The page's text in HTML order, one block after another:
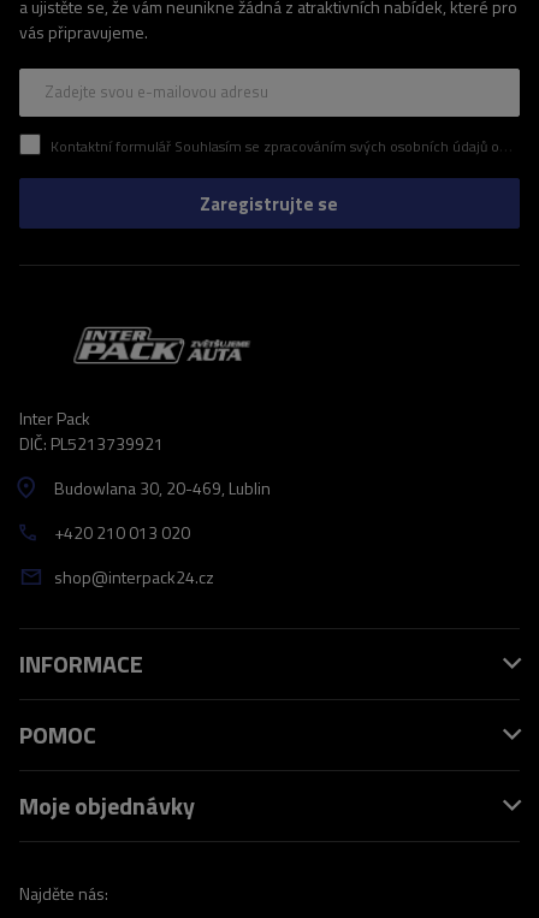
a ujistěte se, že vám neunikne žádná z atraktivních nabídek, které pro
vás připravujeme.
Zadejte svou e-mailovou adresu
Kontaktní formulář Souhlasím se zpracováním svých osobních údajů obsažených v kontaktním formuláři v souladu s nařízením Evropského parlamentu a Rady (EU)
Zaregistrujte se
Inter Pack
DIČ: PL5213739921
Budowlana 30, 20-469, Lublin
+420 210 013 020
shop@interpack24.cz
INFORMACE
POMOC
Moje objednávky
Najděte nás: